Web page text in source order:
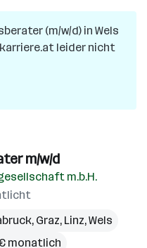
(m/w/d) in Wels
leider nicht
m/w/d
m.b.H.
, Graz, Linz,Wels
monatlich